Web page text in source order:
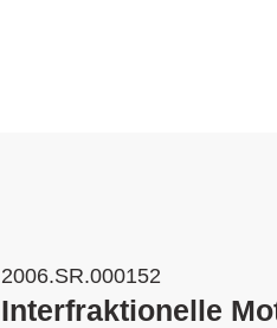
2006.SR.000152
Interfraktionelle